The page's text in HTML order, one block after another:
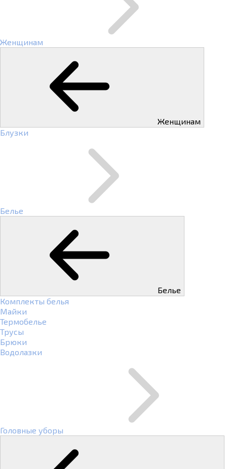
Женщинам
Женщинам
Блузки
Белье
Белье
Комплекты белья
Майки
Термобелье
Трусы
Брюки
Водолазки
Головные уборы